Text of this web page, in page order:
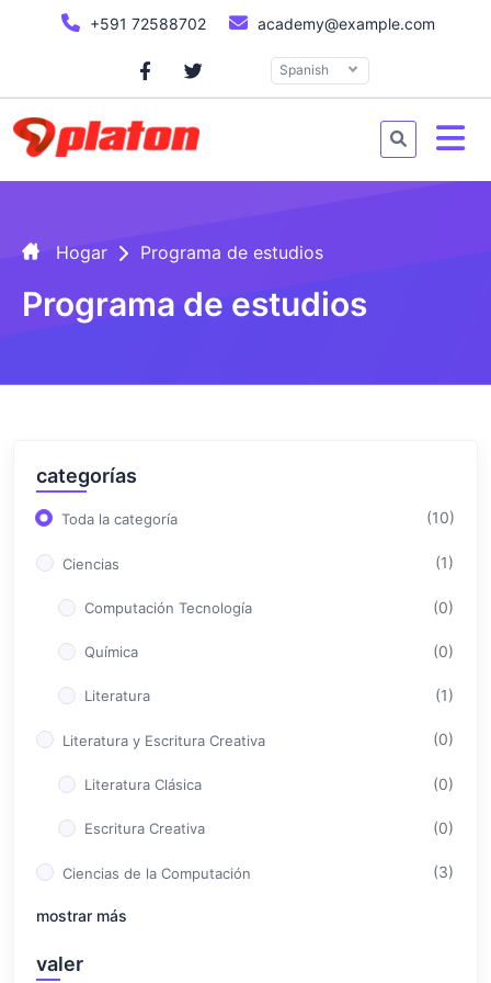
+591 72588702 academy@example.com
Spanish
Hogar Programa de estudios
Programa de estudios
categorías
Toda la categoría (10)
Ciencias (1)
Computación Tecnología (0)
Química (0)
Literatura (1)
Literatura y Escritura Creativa (0)
Literatura Clásica (0)
Escritura Creativa (0)
Ciencias de la Computación (3)
Programación
mostrar más
valer